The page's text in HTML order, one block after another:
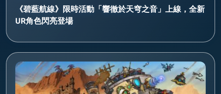
《碧藍航線》限時活動「響徹於天穹之音」上線，全新
UR角色閃亮登場